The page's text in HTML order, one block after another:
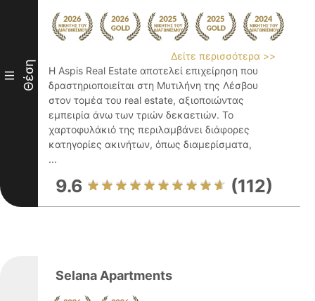
III Θέση
Δείτε περισσότερα >>
Η Aspis Real Estate αποτελεί επιχείρηση που
δραστηριοποιείται στη Μυτιλήνη της Λέσβου
στον τομέα του real estate, αξιοποιώντας
εμπειρία άνω των τριών δεκαετιών. Το
χαρτοφυλάκιό της περιλαμβάνει διάφορες
κατηγορίες ακινήτων, όπως διαμερίσματα,
...
9.6 (112)
Selana Apartments